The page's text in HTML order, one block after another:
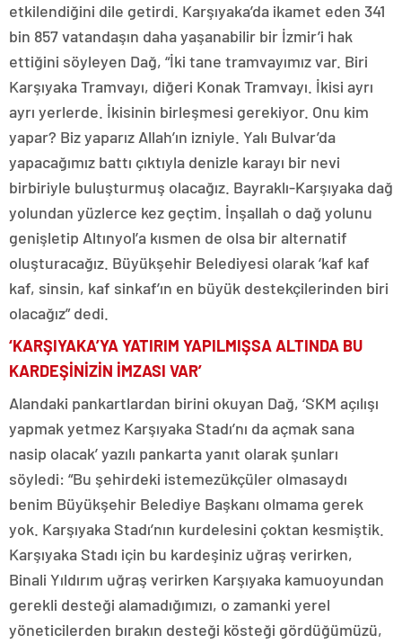
etkilendiğini dile getirdi. Karşıyaka’da ikamet eden 341
bin 857 vatandaşın daha yaşanabilir bir İzmir’i hak
ettiğini söyleyen Dağ, “İki tane tramvayımız var. Biri
Karşıyaka Tramvayı, diğeri Konak Tramvayı. İkisi ayrı
ayrı yerlerde. İkisinin birleşmesi gerekiyor. Onu kim
yapar? Biz yaparız Allah’ın izniyle. Yalı Bulvar’da
yapacağımız battı çıktıyla denizle karayı bir nevi
birbiriyle buluşturmuş olacağız. Bayraklı-Karşıyaka dağ
yolundan yüzlerce kez geçtim. İnşallah o dağ yolunu
genişletip Altınyol’a kısmen de olsa bir alternatif
oluşturacağız. Büyükşehir Belediyesi olarak ‘kaf kaf
kaf, sinsin, kaf sinkaf’ın en büyük destekçilerinden biri
olacağız” dedi.
‘KARŞIYAKA’YA YATIRIM YAPILMIŞSA ALTINDA BU
KARDEŞİNİZİN İMZASI VAR’
Alandaki pankartlardan birini okuyan Dağ, ‘SKM açılışı
yapmak yetmez Karşıyaka Stadı’nı da açmak sana
nasip olacak’ yazılı pankarta yanıt olarak şunları
söyledi: “Bu şehirdeki istemezükçüler olmasaydı
benim Büyükşehir Belediye Başkanı olmama gerek
yok. Karşıyaka Stadı’nın kurdelesini çoktan kesmiştik.
Karşıyaka Stadı için bu kardeşiniz uğraş verirken,
Binali Yıldırım uğraş verirken Karşıyaka kamuoyundan
gerekli desteği alamadığımızı, o zamanki yerel
yöneticilerden bırakın desteği kösteği gördüğümüzü,